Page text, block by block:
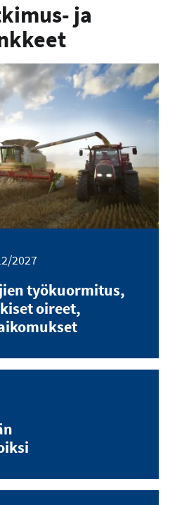
ja
2027
työkuormitus,
oireet,